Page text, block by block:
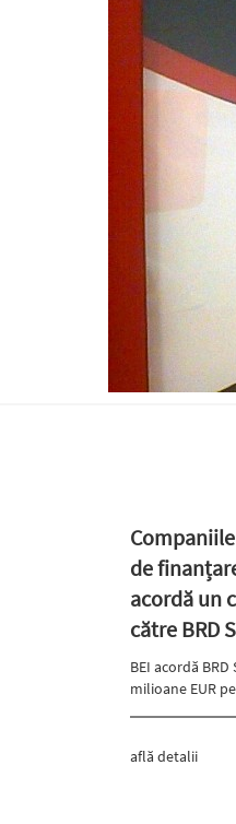
de
acordă un
către BRD
BEI acordă
milioane EUR
află detalii